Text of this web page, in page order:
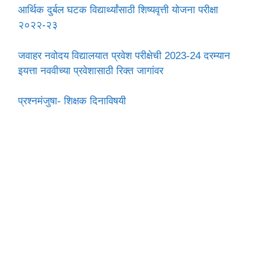
आर्थिक दुर्बल घटक विद्यार्थ्यांसाठी शिष्यवृत्ती योजना परीक्षा
२०२२-२३
जवाहर नवोदय विद्यालयात प्रवेश परीक्षेची 2023-24 दरम्यान
इयत्ता नववीच्या प्रवेशासाठी रिक्त जागांवर
प्रश्नमंजुषा- शिक्षक दिनाविषयी